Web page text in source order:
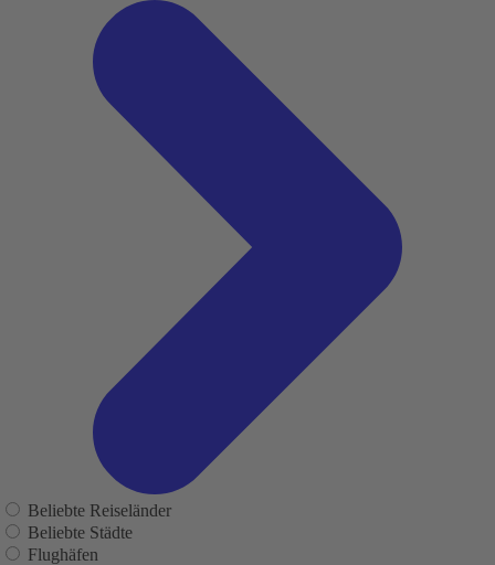
Beliebte Reiseländer
Beliebte Städte
Flughäfen